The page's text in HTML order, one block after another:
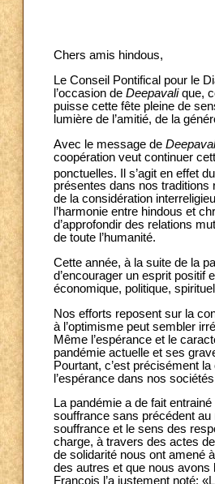
Chers amis hindous,
Le Conseil Pontifical pour le
l’occasion de Deepavalique,
puisse cette fête pleine de
lumière de l’amitié, de la
Avec le message de
coopération veut continuer
ponctuelles. Il s’agit en effet
présentes dans nos
de la considération
l’harmonie entre hindous et
d’approfondir des relations
de toute l’humanité.
Cette année, à la suite de la
d’encourager un esprit positif
économique, politique,
Nos efforts reposent sur la
à l’optimisme peut sembler
Même l’espérance et le
pandémie actuelle et ses
Pourtant, c’est précisément
l’espérance dans nos
La pandémie a de fait
souffrance sans précédent
souffrance et le sens des
charge, à travers des actes
de solidarité nous ont amené
des autres et que nous
François l’a justement noté: